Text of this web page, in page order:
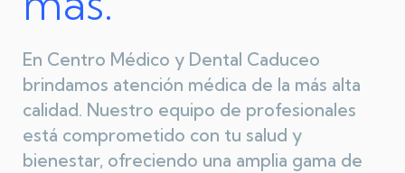
En Centro Médico y Dental Caduceo
brindamos atención médica de la más alta
calidad. Nuestro equipo de profesionales
está comprometido con tu salud y
bienestar, ofreciendo una amplia gama de